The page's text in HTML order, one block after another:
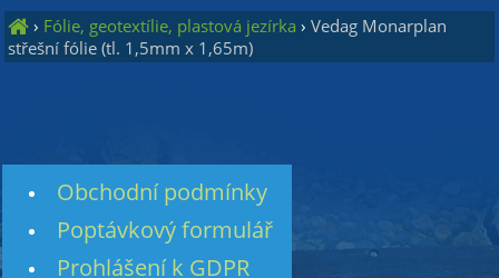
› Fólie, geotextílie, plastová jezírka ›Vedag Monarplan
střešní fólie (tl. 1,5mm x 1,65m)
Obchodní podmínky
Poptávkový formulář
Prohlášení k GDPR